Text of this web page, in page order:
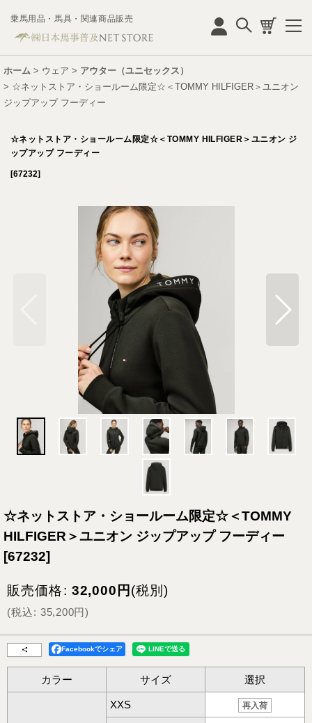
乗馬用品・馬具・関連商品販売
ホーム > ウェア > アウター（ユニセックス）
> ☆ネットストア・ショールーム限定☆＜TOMMY HILFIGER＞ユニオン
ジップアップ フーディー
☆ネットストア・ショールーム限定☆＜TOMMY HILFIGER＞ユニオン ジ
ップアップ フーディー
[67232]
☆ネットストア・ショールーム限定☆＜TOMMY
HILFIGER＞ユニオン ジップアップ フーディー
[67232]
販売価格: 32,000 円 (税別)
(税込: 35,200円)
Facebookでシェア
カラー サイズ 選択
XXS 再入荷